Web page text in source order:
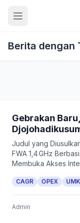
Berita dengan
Gebrakan
Judul yang
FWA 1,4 GHz
Membuka Akses
CAGR OPEX
Admin